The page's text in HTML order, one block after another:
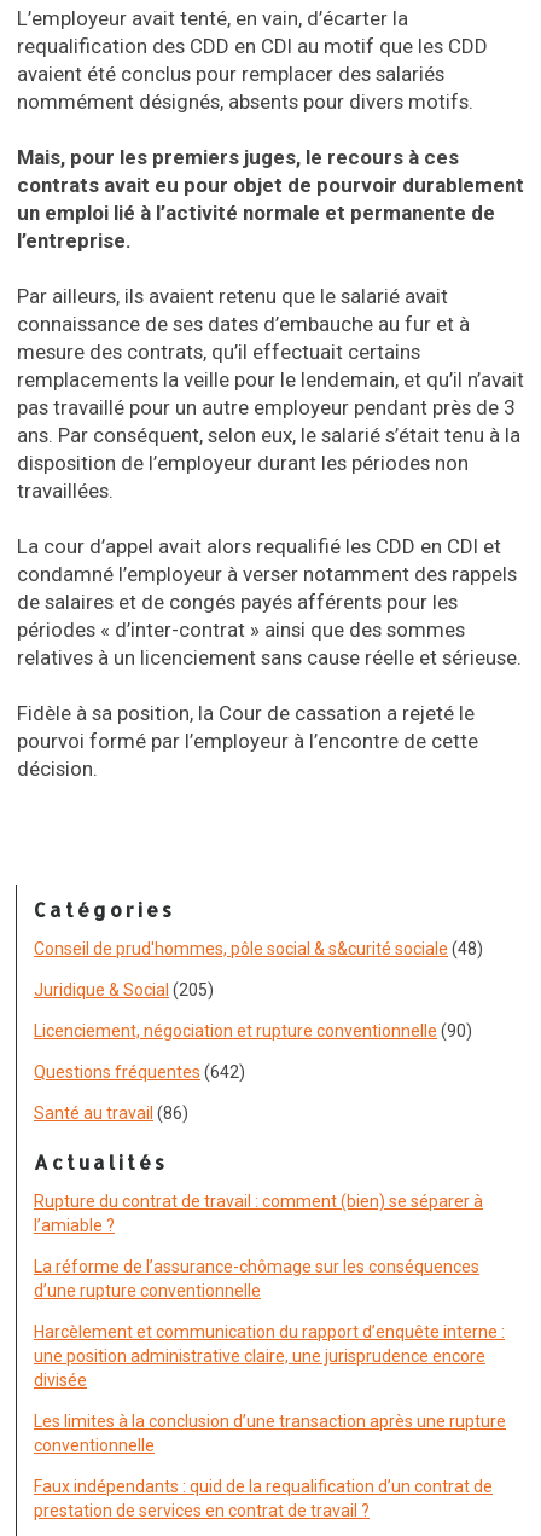
L’employeur avait tenté, en vain, d’écarter la
requalification des CDD en CDI au motif que les CDD
avaient été conclus pour remplacer des salariés
nommément désignés, absents pour divers motifs.
Mais, pour les premiers juges, le recours à ces
contrats avait eu pour objet de pourvoir durablement
un emploi lié à l’activité normale et permanente de
l’entreprise.
Par ailleurs, ils avaient retenu que le salarié avait
connaissance de ses dates d’embauche au fur et à
mesure des contrats, qu’il effectuait certains
remplacements la veille pour le lendemain, et qu’il n’avait
pas travaillé pour un autre employeur pendant près de 3
ans. Par conséquent, selon eux, le salarié s’était tenu à la
disposition de l’employeur durant les périodes non
travaillées.
La cour d’appel avait alors requalifié les CDD en CDI et
condamné l’employeur à verser notamment des rappels
de salaires et de congés payés afférents pour les
périodes « d’inter-contrat » ainsi que des sommes
relatives à un licenciement sans cause réelle et sérieuse.
Fidèle à sa position, la Cour de cassation a rejeté le
pourvoi formé par l’employeur à l’encontre de cette
décision.
Catégories
Conseil de prud'hommes, pôle social & s&curité sociale (48)
Juridique & Social (205)
Licenciement, négociation et rupture conventionnelle (90)
Questions fréquentes (642)
Santé au travail (86)
Actualités
Rupture du contrat de travail : comment (bien) se séparer à
l’amiable ?
La réforme de l’assurance-chômage sur les conséquences
d’une rupture conventionnelle
Harcèlement et communication du rapport d’enquête interne :
une position administrative claire, une jurisprudence encore
divisée
Les limites à la conclusion d’une transaction après une rupture
conventionnelle
Faux indépendants : quid de la requalification d’un contrat de
prestation de services en contrat de travail ?